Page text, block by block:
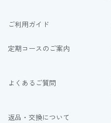
ご利用ガイド
定期コースのご案内
よくあるご質問
返品・交換について